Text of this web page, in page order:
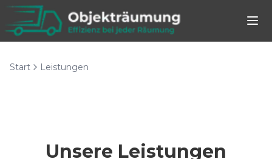
Start Leistungen
Unsere Leistungen